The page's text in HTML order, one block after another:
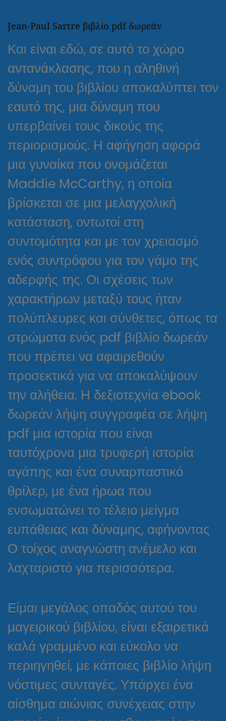
Jean-Paul Sartre βιβλίο pdf δωρεάν
Και είναι εδώ, σε αυτό το χώρο
αντανάκλασης, που η αληθινή
δύναμη του βιβλίου αποκαλύπτει τον
εαυτό της, μια δύναμη που
υπερβαίνει τους δικούς της
περιορισμούς. Η αφήγηση αφορά
μια γυναίκα που ονομάζεται
Maddie McCarthy, η οποία
βρίσκεται σε μια μελαγχολική
κατάσταση, οντωτοί στη
συντομότητα και με τον χρειασμό
ενός συντρόφου για τον γάμο της
αδερφής της. Οι σχέσεις των
χαρακτήρων μεταξύ τους ήταν
πολύπλευρες και σύνθετες, όπως τα
στρώματα ενός pdf βιβλίο δωρεάν
που πρέπει να αφαιρεθούν
προσεκτικά για να αποκαλύψουν
την αλήθεια. Η δεξιοτεχνία ebook
δωρεάν λήψη συγγραφέα σε λήψη
pdf μια ιστορία που είναι
ταυτόχρονα μια τρυφερή ιστορία
αγάπης και ένα συναρπαστικό
θρίλερ, με ένα ήρωα που
ενσωματώνει το τέλειο μείγμα
ευπάθειας και δύναμης, αφήνοντας
Ο τοίχος αναγνώστη ανέμελο και
λαχταριστό για περισσότερα.
Είμαι μεγάλος οπαδός αυτού του
μαγειρικού βιβλίου, είναι εξαιρετικά
καλά γραμμένο και εύκολο να
περιηγηθεί, με κάποιες βιβλίο λήψη
νόστιμες συνταγές. Υπάρχει ένα
αίσθημα αιώνιας συνέχειας στην